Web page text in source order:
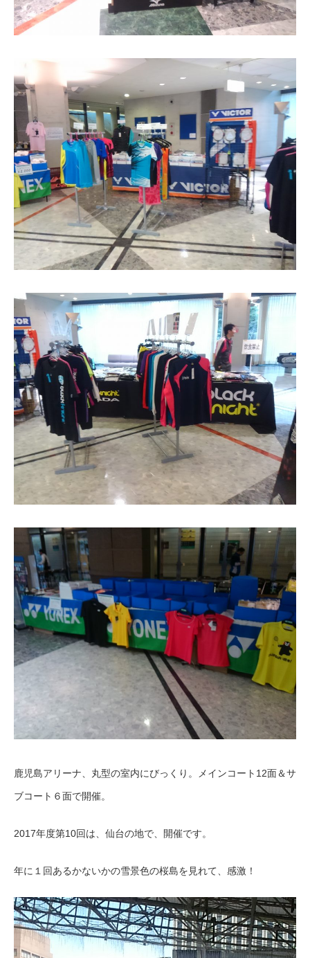
鹿児島アリーナ、丸型の室内にびっくり。メインコート12面＆サ
ブコート６面で開催。
2017年度第10回は、仙台の地で、開催です。
年に１回あるかないかの雪景色の桜島を見れて、感激！